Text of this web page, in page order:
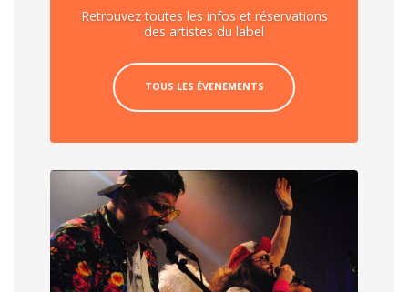
Retrouvez toutes les infos et réservations
des artistes du label
TOUS LES ÉVENEMENTS